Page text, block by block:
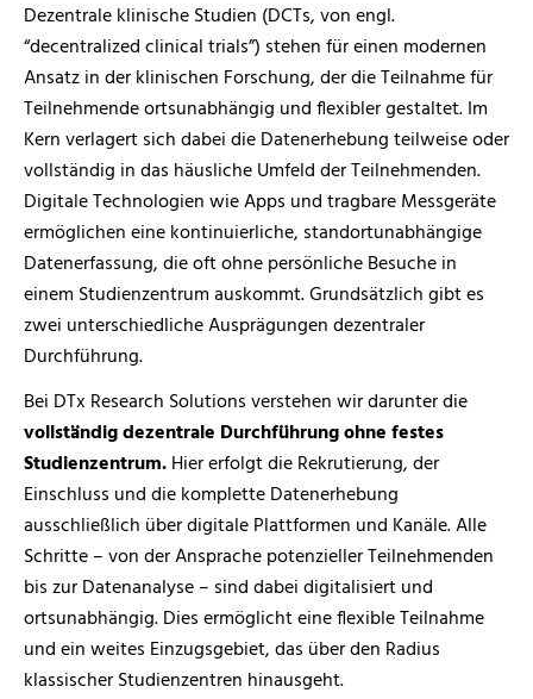
Dezentrale klinische Studien (DCTs, von engl.
“decentralized clinical trials”) stehen für einen modernen
Ansatz in der klinischen Forschung, der die Teilnahme für
Teilnehmende ortsunabhängig und flexibler gestaltet. Im
Kern verlagert sich dabei die Datenerhebung teilweise oder
vollständig in das häusliche Umfeld der Teilnehmenden.
Digitale Technologien wie Apps und tragbare Messgeräte
ermöglichen eine kontinuierliche, standortunabhängige
Datenerfassung, die oft ohne persönliche Besuche in
einem Studienzentrum auskommt. Grundsätzlich gibt es
zwei unterschiedliche Ausprägungen dezentraler
Durchführung.
Bei DTx Research Solutions verstehen wir darunter die
vollständig dezentrale Durchführung ohne festes
Studienzentrum.Hier erfolgt die Rekrutierung, der
Einschluss und die komplette Datenerhebung
ausschließlich über digitale Plattformen und Kanäle. Alle
Schritte – von der Ansprache potenzieller Teilnehmenden
bis zur Datenanalyse – sind dabei digitalisiert und
ortsunabhängig. Dies ermöglicht eine flexible Teilnahme
und ein weites Einzugsgebiet, das über den Radius
klassischer Studienzentren hinausgeht.